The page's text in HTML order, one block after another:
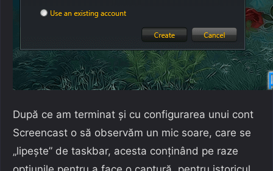
După ce am terminat și cu configurarea unui cont
Screencast o să observăm un mic soare, care se
„lipește” de taskbar, acesta conținând pe raze